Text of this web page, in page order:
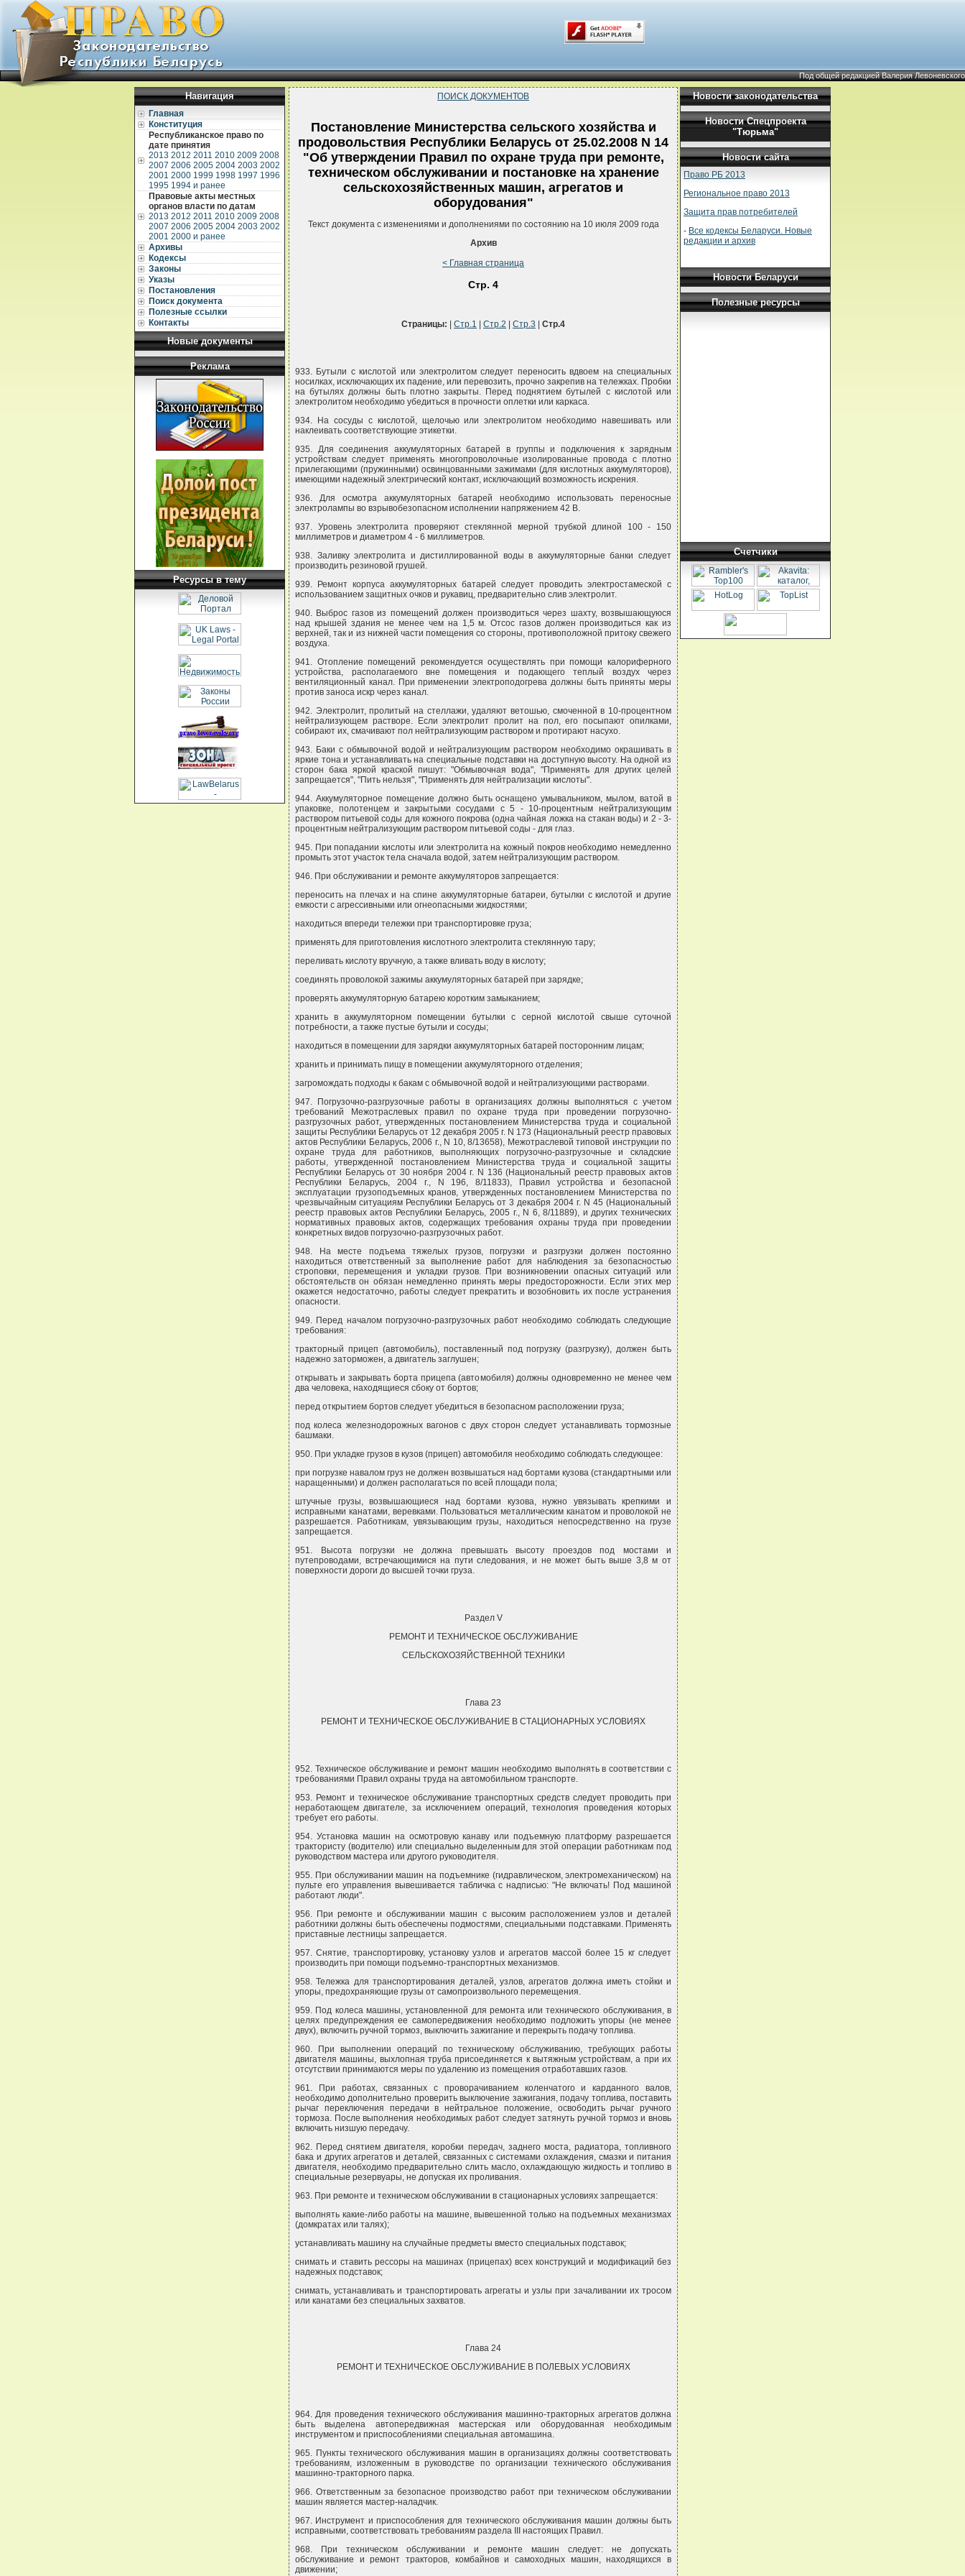
Под общей редакцией Валерия Левоневского
Навигация
Главная
Конституция
Республиканское право по
дате принятия
2013 2012 2011 2010 2009 2008
2007 2006 2005 2004 2003 2002
2001 2000 1999 1998 1997 1996
1995 1994 и ранее
Правовые акты местных
органов власти по датам
2013 2012 2011 2010 2009 2008
2007 2006 2005 2004 2003 2002
2001 2000 и ранее
Архивы
Кодексы
Законы
Указы
Постановления
Поиск документа
Полезные ссылки
Контакты
Новые документы
Реклама
Ресурсы в тему
ПОИСК ДОКУМЕНТОВ
Постановление Министерства сельского хозяйства и
продовольствия Республики Беларусь от 25.02.2008 N 14
"Об утверждении Правил по охране труда при ремонте,
техническом обслуживании и постановке на хранение
сельскохозяйственных машин, агрегатов и
оборудования"
Текст документа с изменениями и дополнениями по состоянию на 10 июля 2009 года
Архив
< Главная страница
Стр. 4
Страницы: Стр.1 Стр.2 Стр.3 Стр.4
933. Бутыли с кислотой или электролитом следует переносить вдвоем на специальных
носилках, исключающих их падение, или перевозить, прочно закрепив на тележках. Пробки
на бутылях должны быть плотно закрыты. Перед поднятием бутылей с кислотой или
электролитом необходимо убедиться в прочности оплетки или каркаса.
934. На сосуды с кислотой, щелочью или электролитом необходимо навешивать или
наклеивать соответствующие этикетки.
935. Для соединения аккумуляторных батарей в группы и подключения к зарядным
устройствам следует применять многопроволочные изолированные провода с плотно
прилегающими (пружинными) освинцованными зажимами (для кислотных аккумуляторов),
имеющими надежный электрический контакт, исключающий возможность искрения.
936. Для осмотра аккумуляторных батарей необходимо использовать переносные
электролампы во взрывобезопасном исполнении напряжением 42 В.
937. Уровень электролита проверяют стеклянной мерной трубкой длиной 100 - 150
миллиметров и диаметром 4 - 6 миллиметров.
938. Заливку электролита и дистиллированной воды в аккумуляторные банки следует
производить резиновой грушей.
939. Ремонт корпуса аккумуляторных батарей следует проводить электростамеской с
использованием защитных очков и рукавиц, предварительно слив электролит.
940. Выброс газов из помещений должен производиться через шахту, возвышающуюся
над крышей здания не менее чем на 1,5 м. Отсос газов должен производиться как из
верхней, так и из нижней части помещения со стороны, противоположной притоку свежего
воздуха.
941. Отопление помещений рекомендуется осуществлять при помощи калориферного
устройства, располагаемого вне помещения и подающего теплый воздух через
вентиляционный канал. При применении электроподогрева должны быть приняты меры
против заноса искр через канал.
942. Электролит, пролитый на стеллажи, удаляют ветошью, смоченной в 10-процентном
нейтрализующем растворе. Если электролит пролит на пол, его посыпают опилками,
собирают их, смачивают пол нейтрализующим раствором и протирают насухо.
943. Баки с обмывочной водой и нейтрализующим раствором необходимо окрашивать в
яркие тона и устанавливать на специальные подставки на доступную высоту. На одной из
сторон бака яркой краской пишут: "Обмывочная вода", "Применять для других целей
запрещается", "Пить нельзя", "Применять для нейтрализации кислоты".
944. Аккумуляторное помещение должно быть оснащено умывальником, мылом, ватой в
упаковке, полотенцем и закрытыми сосудами с 5 - 10-процентным нейтрализующим
раствором питьевой соды для кожного покрова (одна чайная ложка на стакан воды) и 2 - 3-
процентным нейтрализующим раствором питьевой соды - для глаз.
945. При попадании кислоты или электролита на кожный покров необходимо немедленно
промыть этот участок тела сначала водой, затем нейтрализующим раствором.
946. При обслуживании и ремонте аккумуляторов запрещается:
переносить на плечах и на спине аккумуляторные батареи, бутылки с кислотой и другие
емкости с агрессивными или огнеопасными жидкостями;
находиться впереди тележки при транспортировке груза;
применять для приготовления кислотного электролита стеклянную тару;
переливать кислоту вручную, а также вливать воду в кислоту;
соединять проволокой зажимы аккумуляторных батарей при зарядке;
проверять аккумуляторную батарею коротким замыканием;
хранить в аккумуляторном помещении бутылки с серной кислотой свыше суточной
потребности, а также пустые бутыли и сосуды;
находиться в помещении для зарядки аккумуляторных батарей посторонним лицам;
хранить и принимать пищу в помещении аккумуляторного отделения;
загромождать подходы к бакам с обмывочной водой и нейтрализующими растворами.
947. Погрузочно-разгрузочные работы в организациях должны выполняться с учетом
требований Межотраслевых правил по охране труда при проведении погрузочно-
разгрузочных работ, утвержденных постановлением Министерства труда и социальной
защиты Республики Беларусь от 12 декабря 2005 г. N 173 (Национальный реестр правовых
актов Республики Беларусь, 2006 г., N 10, 8/13658), Межотраслевой типовой инструкции по
охране труда для работников, выполняющих погрузочно-разгрузочные и складские
работы, утвержденной постановлением Министерства труда и социальной защиты
Республики Беларусь от 30 ноября 2004 г. N 136 (Национальный реестр правовых актов
Республики Беларусь, 2004 г., N 196, 8/11833), Правил устройства и безопасной
эксплуатации грузоподъемных кранов, утвержденных постановлением Министерства по
чрезвычайным ситуациям Республики Беларусь от 3 декабря 2004 г. N 45 (Национальный
реестр правовых актов Республики Беларусь, 2005 г., N 6, 8/11889), и других технических
нормативных правовых актов, содержащих требования охраны труда при проведении
конкретных видов погрузочно-разгрузочных работ.
948. На месте подъема тяжелых грузов, погрузки и разгрузки должен постоянно
находиться ответственный за выполнение работ для наблюдения за безопасностью
строповки, перемещения и укладки грузов. При возникновении опасных ситуаций или
обстоятельств он обязан немедленно принять меры предосторожности. Если этих мер
окажется недостаточно, работы следует прекратить и возобновить их после устранения
опасности.
949. Перед началом погрузочно-разгрузочных работ необходимо соблюдать следующие
требования:
тракторный прицеп (автомобиль), поставленный под погрузку (разгрузку), должен быть
надежно заторможен, а двигатель заглушен;
открывать и закрывать борта прицепа (автомобиля) должны одновременно не менее чем
два человека, находящиеся сбоку от бортов;
перед открытием бортов следует убедиться в безопасном расположении груза;
под колеса железнодорожных вагонов с двух сторон следует устанавливать тормозные
башмаки.
950. При укладке грузов в кузов (прицеп) автомобиля необходимо соблюдать следующее:
при погрузке навалом груз не должен возвышаться над бортами кузова (стандартными или
наращенными) и должен располагаться по всей площади пола;
штучные грузы, возвышающиеся над бортами кузова, нужно увязывать крепкими и
исправными канатами, веревками. Пользоваться металлическим канатом и проволокой не
разрешается. Работникам, увязывающим грузы, находиться непосредственно на грузе
запрещается.
951. Высота погрузки не должна превышать высоту проездов под мостами и
путепроводами, встречающимися на пути следования, и не может быть выше 3,8 м от
поверхности дороги до высшей точки груза.
Раздел V
РЕМОНТ И ТЕХНИЧЕСКОЕ ОБСЛУЖИВАНИЕ
СЕЛЬСКОХОЗЯЙСТВЕННОЙ ТЕХНИКИ
Глава 23
РЕМОНТ И ТЕХНИЧЕСКОЕ ОБСЛУЖИВАНИЕ В СТАЦИОНАРНЫХ УСЛОВИЯХ
952. Техническое обслуживание и ремонт машин необходимо выполнять в соответствии с
требованиями Правил охраны труда на автомобильном транспорте.
953. Ремонт и техническое обслуживание транспортных средств следует проводить при
неработающем двигателе, за исключением операций, технология проведения которых
требует его работы.
954. Установка машин на осмотровую канаву или подъемную платформу разрешается
трактористу (водителю) или специально выделенным для этой операции работникам под
руководством мастера или другого руководителя.
955. При обслуживании машин на подъемнике (гидравлическом, электромеханическом) на
пульте его управления вывешивается табличка с надписью: "Не включать! Под машиной
работают люди".
956. При ремонте и обслуживании машин с высоким расположением узлов и деталей
работники должны быть обеспечены подмостями, специальными подставками. Применять
приставные лестницы запрещается.
957. Снятие, транспортировку, установку узлов и агрегатов массой более 15 кг следует
производить при помощи подъемно-транспортных механизмов.
958. Тележка для транспортирования деталей, узлов, агрегатов должна иметь стойки и
упоры, предохраняющие грузы от самопроизвольного перемещения.
959. Под колеса машины, установленной для ремонта или технического обслуживания, в
целях предупреждения ее самопередвижения необходимо подложить упоры (не менее
двух), включить ручной тормоз, выключить зажигание и перекрыть подачу топлива.
960. При выполнении операций по техническому обслуживанию, требующих работы
двигателя машины, выхлопная труба присоединяется к вытяжным устройствам, а при их
отсутствии принимаются меры по удалению из помещения отработавших газов.
961. При работах, связанных с проворачиванием коленчатого и карданного валов,
необходимо дополнительно проверить выключение зажигания, подачу топлива, поставить
рычаг переключения передачи в нейтральное положение, освободить рычаг ручного
тормоза. После выполнения необходимых работ следует затянуть ручной тормоз и вновь
включить низшую передачу.
962. Перед снятием двигателя, коробки передач, заднего моста, радиатора, топливного
бака и других агрегатов и деталей, связанных с системами охлаждения, смазки и питания
двигателя, необходимо предварительно слить масло, охлаждающую жидкость и топливо в
специальные резервуары, не допуская их проливания.
963. При ремонте и техническом обслуживании в стационарных условиях запрещается:
выполнять какие-либо работы на машине, вывешенной только на подъемных механизмах
(домкратах или талях);
устанавливать машину на случайные предметы вместо специальных подставок;
снимать и ставить рессоры на машинах (прицепах) всех конструкций и модификаций без
надежных подставок;
снимать, устанавливать и транспортировать агрегаты и узлы при зачаливании их тросом
или канатами без специальных захватов.
Глава 24
РЕМОНТ И ТЕХНИЧЕСКОЕ ОБСЛУЖИВАНИЕ В ПОЛЕВЫХ УСЛОВИЯХ
964. Для проведения технического обслуживания машинно-тракторных агрегатов должна
быть выделена автопередвижная мастерская или оборудованная необходимым
инструментом и приспособлениями специальная автомашина.
965. Пункты технического обслуживания машин в организациях должны соответствовать
требованиям, изложенным в руководстве по организации технического обслуживания
машинно-тракторного парка.
966. Ответственным за безопасное производство работ при техническом обслуживании
машин является мастер-наладчик.
967. Инструмент и приспособления для технического обслуживания машин должны быть
исправными, соответствовать требованиям раздела III настоящих Правил.
968. При техническом обслуживании и ремонте машин следует: не допускать
обслуживание и ремонт тракторов, комбайнов и самоходных машин, находящихся в
движении;
Новости законодательства
Новости Спецпроекта
"Тюрьма"
Новости сайта
Право РБ 2013
Региональное право 2013
Защита прав потребителей
- Все кодексы Беларуси. Новые
редакции и архив
Новости Беларуси
Полезные ресурсы
Счетчики